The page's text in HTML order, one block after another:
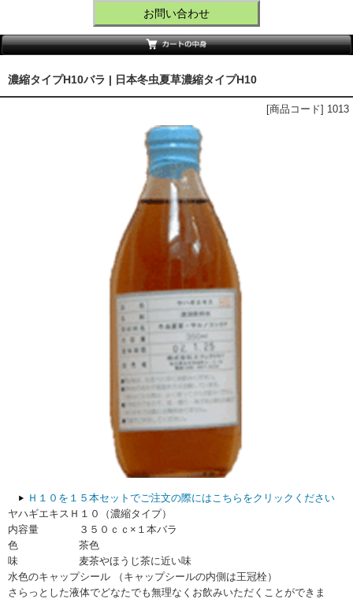
お問い合わせ
濃縮タイプH10バラ | 日本冬虫夏草濃縮タイプH10
[商品コード] 1013
Ｈ１０を１５本セットでご注文の際にはこちらをクリックください
ヤハギエキスＨ１０（濃縮タイプ）
内容量
３５０ｃｃ×１本バラ
色
茶色
味
麦茶やほうじ茶に近い味
水色のキャップシール （キャップシールの内側は王冠栓）
さらっとした液体でどなたでも無理なくお飲みいただくことができま